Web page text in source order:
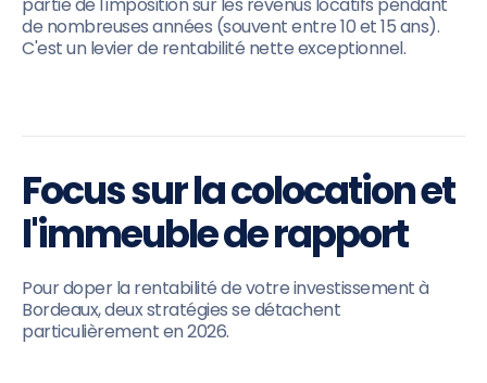
de nombreuses années (souvent entre 10 et 15 ans).
C'est un levier de rentabilité nette exceptionnel.
Focus sur la colocation et
l'immeuble de rapport
Pour doper la rentabilité de votre investissement à
Bordeaux, deux stratégies se détachent
particulièrement en 2026.